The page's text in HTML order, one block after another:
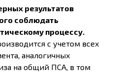
результатов
соблюдать
процессу.
с учетом всех
аналогичных
на общий ПСА, в том